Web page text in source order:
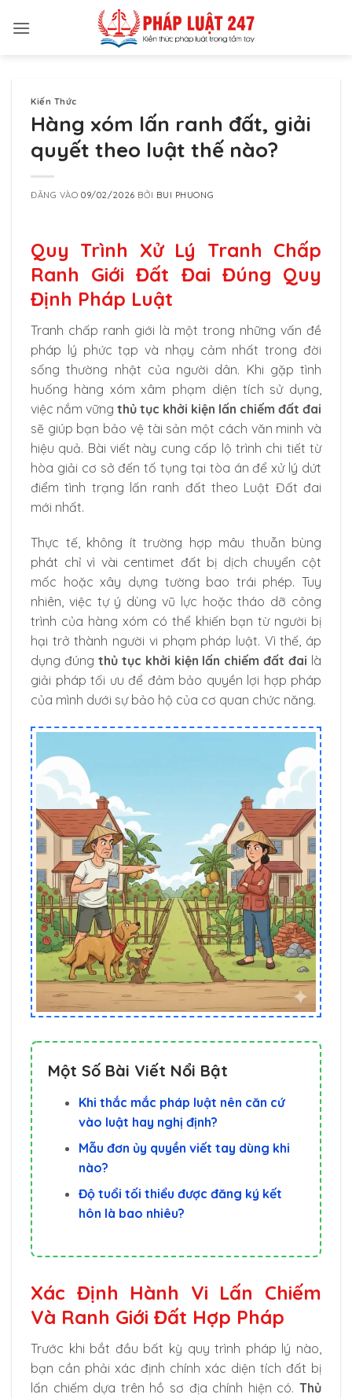
qua
Kiến Thức
Hàng xóm lấn ranh đất, giải
quyết theo luật thế nào?
ĐĂNG VÀO09/02/2026 BỞI BUI PHUONG
Quy Trình Xử Lý Tranh Chấp
Ranh Giới Đất Đai Đúng Quy
Định Pháp Luật
Tranh chấp ranh giới là một trong những vấn đề
pháp lý phức tạp và nhạy cảm nhất trong đời
sống thường nhật của người dân. Khi gặp tình
huống hàng xóm xâm phạm diện tích sử dụng,
việc nắm vững thủ tục khởi kiện lấn chiếm đất đai
sẽ giúp bạn bảo vệ tài sản một cách văn minh và
hiệu quả. Bài viết này cung cấp lộ trình chi tiết từ
hòa giải cơ sở đến tố tụng tại tòa án để xử lý dứt
điểm tình trạng lấn ranh đất theo Luật Đất đai
mới nhất.
Thực tế, không ít trường hợp mâu thuẫn bùng
phát chỉ vì vài centimet đất bị dịch chuyển cột
mốc hoặc xây dựng tường bao trái phép. Tuy
nhiên, việc tự ý dùng vũ lực hoặc tháo dỡ công
trình của hàng xóm có thể khiến bạn từ người bị
hại trở thành người vi phạm pháp luật. Vì thế, áp
dụng đúng thủ tục khởi kiện lấn chiếm đất đai là
giải pháp tối ưu để đảm bảo quyền lợi hợp pháp
của mình dưới sự bảo hộ của cơ quan chức năng.
Một Số Bài Viết Nổi Bật
Khi thắc mắc pháp luật nên căn cứ
vào luật hay nghị định?
Mẫu đơn ủy quyền viết tay dùng khi
nào?
Độ tuổi tối thiểu được đăng ký kết
hôn là bao nhiêu?
Xác Định Hành Vi Lấn Chiếm
Và Ranh Giới Đất Hợp Pháp
Trước khi bắt đầu bất kỳ quy trình pháp lý nào,
bạn cần phải xác định chính xác diện tích đất bị
lấn chiếm dựa trên hồ sơ địa chính hiện có. Thủ